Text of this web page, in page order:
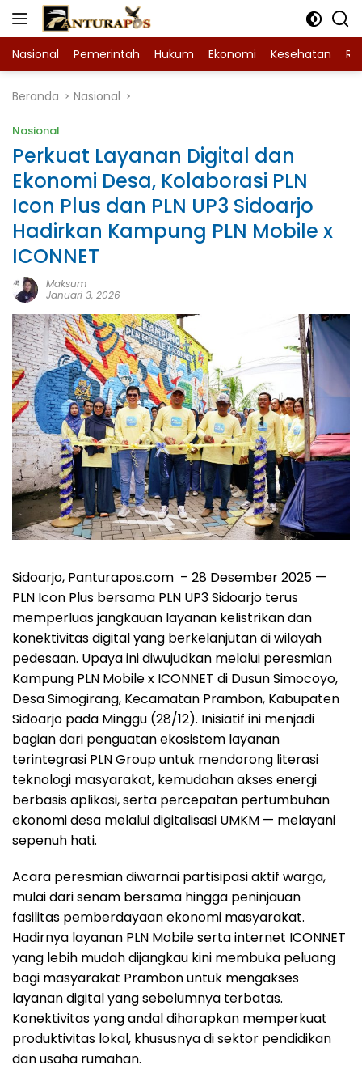
Langsung
Nasional Pemerintah Hukum Ekonomi Kesehatan
Beranda Nasional
Nasional
Perkuat Layanan Digital dan
Ekonomi Desa, Kolaborasi PLN
Icon Plus dan PLN UP3 Sidoarjo
Hadirkan Kampung PLN Mobile x
ICONNET
Maksum
Januari 3, 2026
Sidoarjo, Panturapos.com – 28 Desember 2025 —
PLN Icon Plus bersama PLN UP3 Sidoarjo terus
memperluas jangkauan layanan kelistrikan dan
konektivitas digital yang berkelanjutan di wilayah
pedesaan. Upaya ini diwujudkan melalui peresmian
Kampung PLN Mobile x ICONNET di Dusun Simocoyo,
Desa Simogirang, Kecamatan Prambon, Kabupaten
Sidoarjo pada Minggu (28/12). Inisiatif ini menjadi
bagian dari penguatan ekosistem layanan
terintegrasi PLN Group untuk mendorong literasi
teknologi masyarakat, kemudahan akses energi
berbasis aplikasi, serta percepatan pertumbuhan
ekonomi desa melalui digitalisasi UMKM — melayani
sepenuh hati.
Acara peresmian diwarnai partisipasi aktif warga,
mulai dari senam bersama hingga peninjauan
fasilitas pemberdayaan ekonomi masyarakat.
Hadirnya layanan PLN Mobile serta internet ICONNET
yang lebih mudah dijangkau kini membuka peluang
bagi masyarakat Prambon untuk mengakses
layanan digital yang sebelumnya terbatas.
Konektivitas yang andal diharapkan memperkuat
produktivitas lokal, khususnya di sektor pendidikan
dan usaha rumahan.